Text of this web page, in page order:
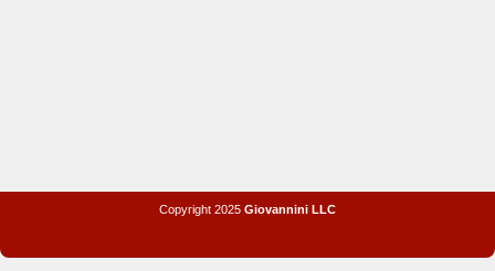
Copyright 2025 Giovannini LLC